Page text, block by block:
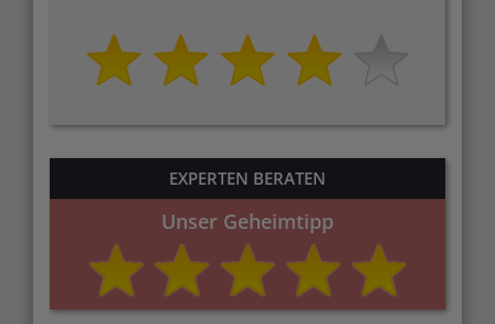
EXPERTEN BERATEN
Unser Geheimtipp